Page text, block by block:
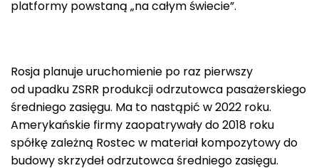
platformy powstaną „na całym świecie”.
Rosja planuje uruchomienie po raz pierwszy
od upadku ZSRR produkcji odrzutowca pasażerskiego
średniego zasięgu. Ma to nastąpić w 2022 roku.
Amerykańskie firmy zaopatrywały do 2018 roku
spółkę zależną Rostec w materiał kompozytowy do
budowy skrzydeł odrzutowca średniego zasięgu.